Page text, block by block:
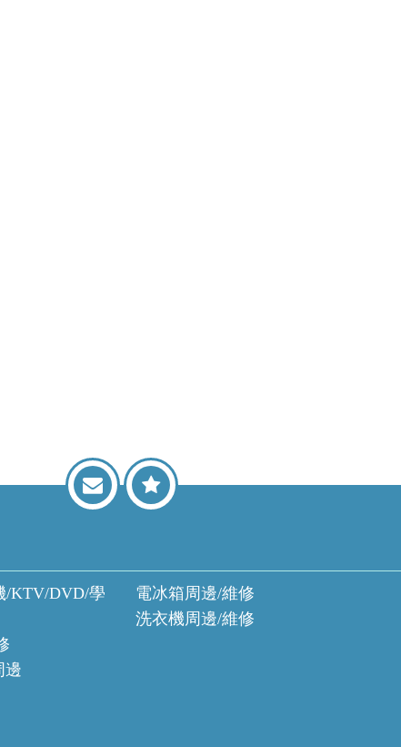
/KTV/DVD/學
邊
電冰箱周邊/維修
洗衣機周邊/維修